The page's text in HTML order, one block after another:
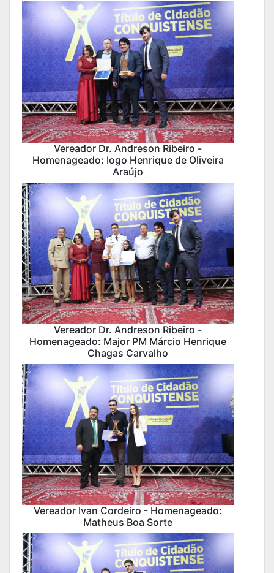
Vereador Dr. Andreson Ribeiro -
Homenageado: Iogo Henrique de Oliveira
Araújo
Vereador Dr. Andreson Ribeiro -
Homenageado: Major PM Márcio Henrique
Chagas Carvalho
Vereador Ivan Cordeiro - Homenageado:
Matheus Boa Sorte